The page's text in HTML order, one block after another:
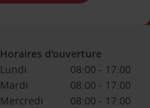
Horaires d'ouverture
Lundi
08:00 - 17:00
Mardi
08:00 - 17:00
Mercredi
08:00 - 17:00